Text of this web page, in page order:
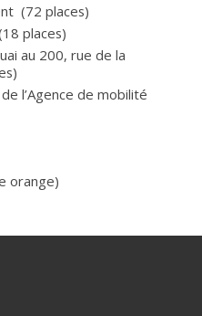
(72 places)
places)
au 200, rue de la
de l’Agence de mobilité
orange)